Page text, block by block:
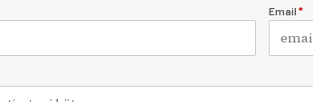
Email *